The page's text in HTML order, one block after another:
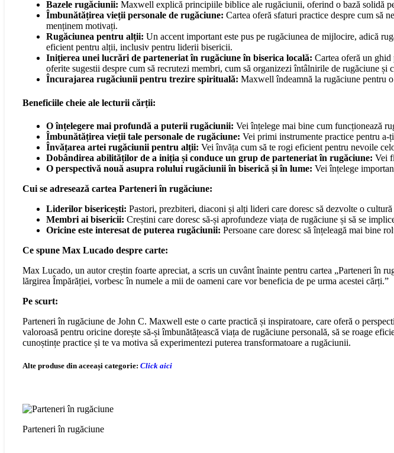
Bazele rugăciunii: Maxwell explică principiile biblice ale rugăciunii, oferind o bază solidă
Îmbunătățirea vieții personale de rugăciune: Cartea oferă sfaturi practice despre cum să
menținem motivați.
Rugăciunea pentru alții: Un accent important este pus pe rugăciunea de mijlocire, adică
eficient pentru alții, inclusiv pentru liderii bisericii.
Inițierea unei lucrări de parteneriat în rugăciune în biserica locală: Cartea oferă un
oferite sugestii despre cum să recrutezi membri, cum să organizezi întâlnirile de rugăciune
Încurajarea rugăciunii pentru trezire spirituală: Maxwell îndeamnă la rugăciune pentru
Beneficiile cheie ale lecturii cărții:
O înțelegere mai profundă a puterii rugăciunii: Vei înțelege mai bine cum funcționează
Îmbunătățirea vieții tale personale de rugăciune: Vei primi instrumente practice pentru a-
Învățarea artei rugăciunii pentru alții: Vei învăța cum să te rogi eficient pentru nevoile
Dobândirea abilităților de a iniția și conduce un grup de parteneriat în rugăciune: Vei
O perspectivă nouă asupra rolului rugăciunii în biserică și în lume: Vei înțelege
Cui se adresează cartea Parteneri în rugăciune:
Liderilor bisericești: Pastori, prezbiteri, diaconi și alți lideri care doresc să dezvolte o
Membri ai bisericii: Creștini care doresc să-și aprofundeze viața de rugăciune și să se
Oricine este interesat de puterea rugăciunii: Persoane care doresc să înțeleagă mai bine
Ce spune Max Lucado despre carte:
Max Lucado, un autor creștin foarte apreciat, a scris un cuvânt înainte pentru cartea „Parteneri în
lărgirea Împărăției, vorbesc în numele a mii de oameni care vor beneficia de pe urma acestei cărți.”
Pe scurt:
Parteneri în rugăciune de John C. Maxwell este o carte practică și inspiratoare, care oferă o
valoroasă pentru oricine dorește să-și îmbunătățească viața de rugăciune personală, să se roage
cunoștințe practice și te va motiva să experimentezi puterea transformatoare a rugăciunii.
Alte produse din aceeași categorie: Click aici
Parteneri în rugăciune